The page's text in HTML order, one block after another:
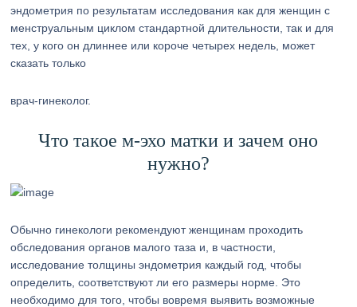
эндометрия по результатам исследования как для женщин с
менструальным циклом стандартной длительности, так и для
тех, у кого он длиннее или короче четырех недель, может
сказать только
врач-гинеколог.
Что такое м-эхо матки и зачем оно
нужно?
Обычно гинекологи рекомендуют женщинам проходить
обследования органов малого таза и, в частности,
исследование толщины эндометрия каждый год, чтобы
определить, соответствуют ли его размеры норме. Это
необходимо для того, чтобы вовремя выявить возможные